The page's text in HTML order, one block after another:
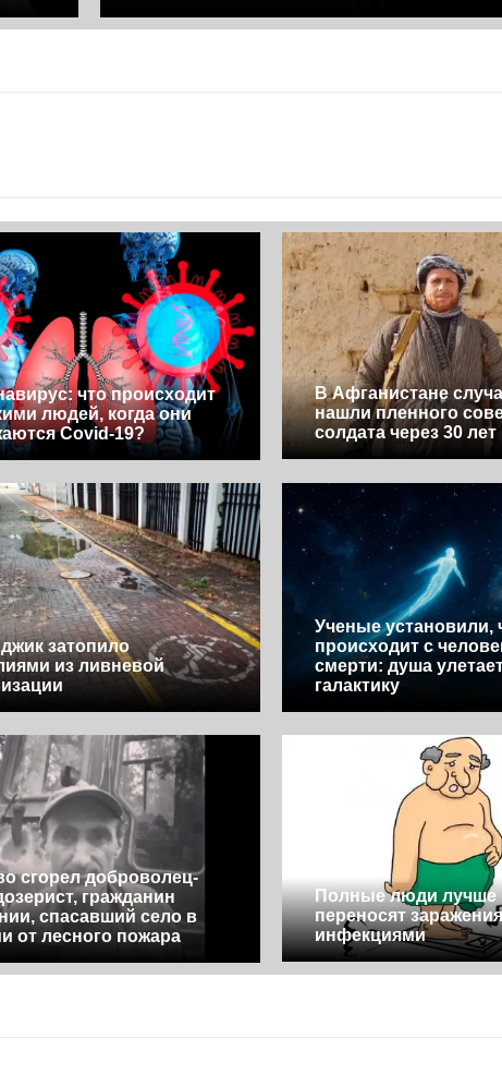
что происходит
людей, когда они
Covid-19?
В Афганистане
нашли пленного
солдата через 30 лет
затопило
из ливневой
Ученые установили,
происходит с
смерти: душа
галактику
сгорел доброволец-
гражданин
спасавший село в
от лесного пожара
Полные люди лучше
переносят заражения
инфекциями